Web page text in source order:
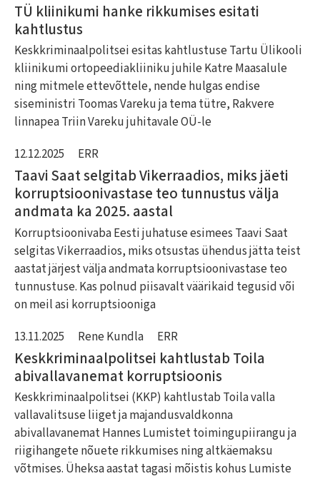
TÜ kliinikumi hanke rikkumises esitati
kahtlustus
Keskkriminaalpolitsei esitas kahtlustuse Tartu Ülikooli
kliinikumi ortopeediakliiniku juhile Katre Maasalule
ning mitmele ettevõttele, nende hulgas endise
siseministri Toomas Vareku ja tema tütre, Rakvere
linnapea Triin Vareku juhitavale OÜ-le
12.12.2025 ERR
Taavi Saat selgitab Vikerraadios, miks jäeti
korruptsioonivastase teo tunnustus välja
andmata ka 2025. aastal
Korruptsioonivaba Eesti juhatuse esimees Taavi Saat
selgitas Vikerraadios, miks otsustas ühendus jätta teist
aastat järjest välja andmata korruptsioonivastase teo
tunnustuse. Kas polnud piisavalt väärikaid tegusid või
on meil asi korruptsiooniga
13.11.2025 Rene Kundla ERR
Keskkriminaalpolitsei kahtlustab Toila
abivallavanemat korruptsioonis
Keskkriminaalpolitsei (KKP) kahtlustab Toila valla
vallavalitsuse liiget ja majandusvaldkonna
abivallavanemat Hannes Lumistet toimingupiirangu ja
riigihangete nõuete rikkumises ning altkäemaksu
võtmises. Üheksa aastat tagasi mõistis kohus Lumiste